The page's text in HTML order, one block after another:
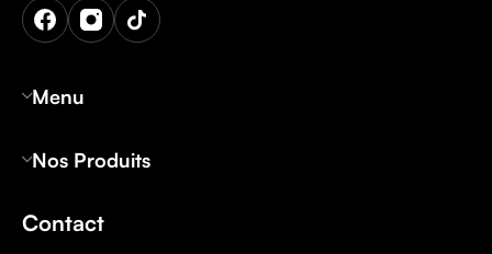
Menu
Nos Produits
Contact